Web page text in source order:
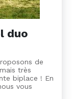
duo
de
très
biplace ! En
vous